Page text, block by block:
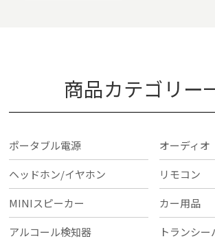
商品カテゴリー
ポータブル電源
オーディオ
ヘッドホン/イヤホン
リモコン
MINIスピーカー
カー用品
アルコール検知器
トランシー